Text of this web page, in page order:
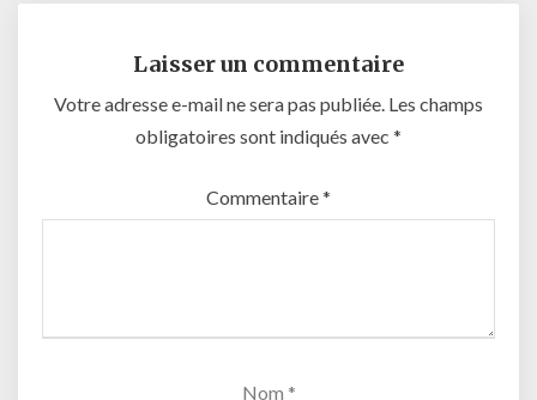
Laisser un commentaire
Votre adresse e-mail ne sera pas publiée. Les champs
obligatoires sont indiqués avec *
Commentaire*
Nom *